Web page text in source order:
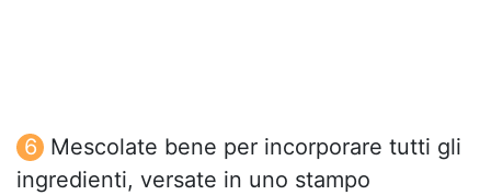
Mescolate bene per incorporare tutti gli
ingredienti, versate in uno stampo